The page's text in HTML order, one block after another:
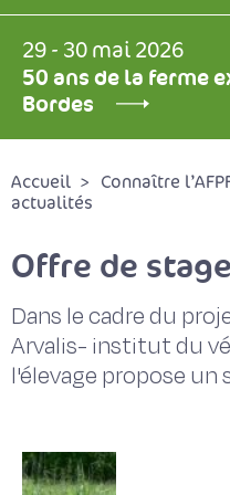
29 - 30 mai 2026
50 ans de la ferme
Bordes
Accueil Connaître
actualités
Offre de
Dans le cadre du
Arvalis- institut du
l'élevage propose un